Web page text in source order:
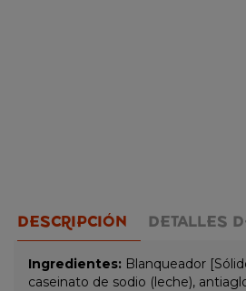
DESCRIPCIÓN DETALLES
Ingredientes: Blanqueador
caseinato de sodio (leche),